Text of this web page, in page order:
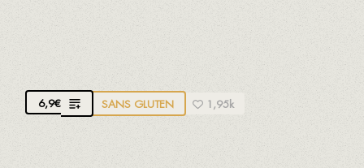
Avec des noix
6,9€ SANS GLUTEN 1,95k